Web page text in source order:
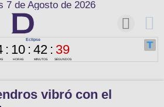
7 de Agosto de 2026
vibró con el